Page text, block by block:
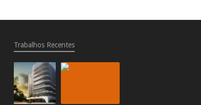
Trabalhos Recentes